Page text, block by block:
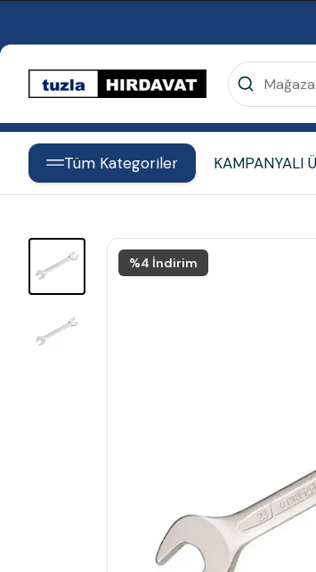
Tüm Kategoriler KAMPANYALI
%4 İndirim